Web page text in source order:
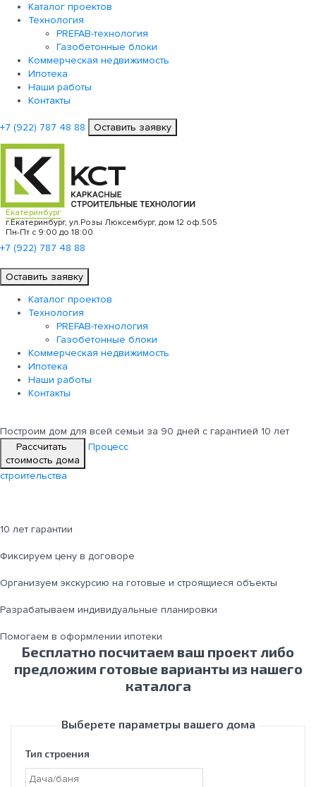
Каталог проектов
Технология
PREFAB-технология
Газобетонные блоки
Коммерческая недвижимость
Ипотека
Наши работы
Контакты
+7 (922) 787 48 88 Оставить заявку
Екатеринбург
г.Екатеринбург, ул.Розы Люксембург, дом 12 оф.505
Пн-Пт с 9:00 до 18:00
+7 (922) 787 48 88
Оставить заявку
Каталог проектов
Технология
PREFAB-технология
Газобетонные блоки
Коммерческая недвижимость
Ипотека
Наши работы
Контакты
Построим дом для всей семьи за 90 дней с гарантией 10 лет
Рассчитать
стоимость дома
Процесс
строительства
10 лет гарантии
Фиксируем цену в договоре
Организуем экскурсию на готовые и строящиеся объекты
Разрабатываем индивидуальные планировки
Помогаем в оформлении ипотеки
Бесплатно посчитаем ваш проект либо
предложим готовые варианты из нашего
каталога
Выберете параметры вашего дома
Тип строения